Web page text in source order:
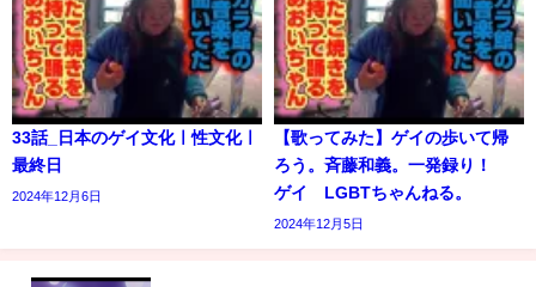
33話_日本のゲイ文化ㅣ性文化ㅣ
最終日
2024年12月6日
【歌ってみた】ゲイの歩いて帰
ろう。斉藤和義。一発録り！
ゲイ LGBTちゃんねる。
2024年12月5日